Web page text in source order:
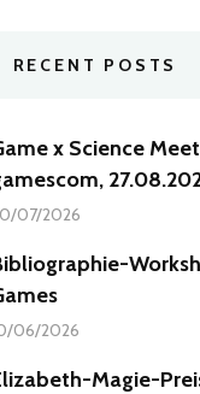
RECENT POSTS
x Science
07/2026
06/2026
Magie-